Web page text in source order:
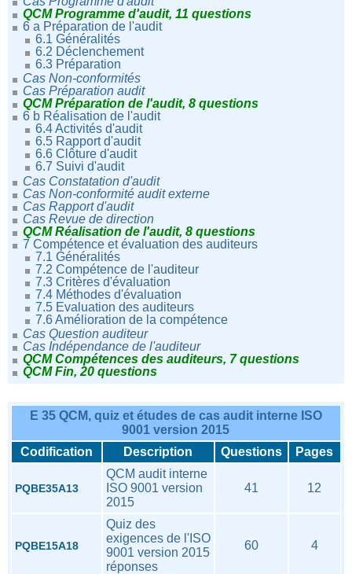
QCM Programme d'audit, 11 questions
6 a Préparation de l'audit
6.1 Généralités
6.2 Déclenchement
6.3 Préparation
Cas Non-conformités
Cas Préparation audit
QCM Préparation de l'audit, 8 questions
6 b Réalisation de l'audit
6.4 Activités d'audit
6.5 Rapport d'audit
6.6 Clôture d'audit
6.7 Suivi d'audit
Cas Constatation d'audit
Cas Non-conformité audit externe
Cas Rapport d'audit
Cas Revue de direction
QCM Réalisation de l'audit, 8 questions
7 Compétence et évaluation des auditeurs
7.1 Généralités
7.2 Compétence de l'auditeur
7.3 Critères d'évaluation
7.4 Méthodes d'évaluation
7.5 Evaluation des auditeurs
7.6 Amélioration de la compétence
Cas Question auditeur
Cas Indépendance de l'auditeur
QCM Compétences des auditeurs, 7 questions
QCM Fin, 20 questions
E 35 QCM, quiz et études de cas audit interne ISO
9001 version 2015
Codification
Description Questions Pages
PQBE35A13
QCM audit interne
ISO 9001 version
2015
41 12
PQBE15A18
Quiz des
exigences de l'ISO
9001 version 2015
réponses
60 4